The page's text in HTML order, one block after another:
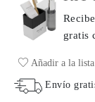
gratis
Añadir a la lista
Envío